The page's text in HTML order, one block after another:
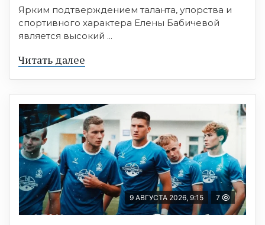
Ярким подтверждением таланта, упорства и
спортивного характера Елены Бабичевой
является высокий ...
Читать далее
9 АВГУСТА 2026, 9:15 7